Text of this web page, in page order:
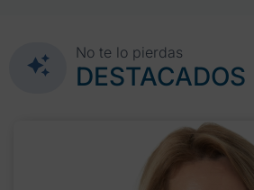
No te lo pierdas
DESTACADOS